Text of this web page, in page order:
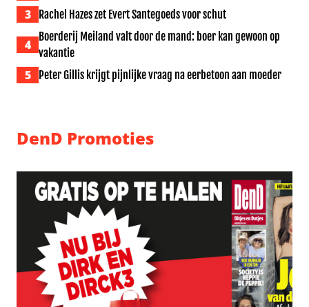
3 Rachel Hazes zet Evert Santegoeds voor schut
4
Boerderij Meiland valt door de mand: boer kan gewoon op
vakantie
5 Peter Gillis krijgt pijnlijke vraag na eerbetoon aan moeder
DenD Promoties